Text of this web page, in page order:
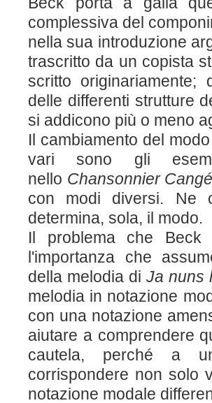
complessiva del
nella sua introduzione
trascritto da un copista
scritto originariamente;
delle differenti strutture
si addicono più o meno
Il cambiamento del
vari sono gli
nello Chansonnier Cangé
con modi diversi. Ne
determina, sola, il modo.
Il problema che
l'importanza che
della melodia di Ja nuns
melodia in notazione
con una notazione
aiutare a comprendere
cautela, perché a
corrispondere non solo
notazione modale